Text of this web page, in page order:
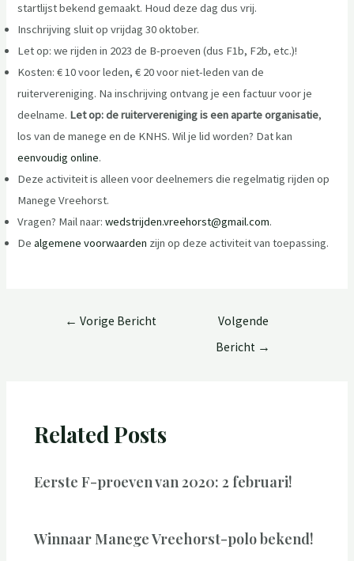
startlijst bekend gemaakt. Houd deze dag dus vrij.
Inschrijving sluit op vrijdag 30 oktober.
Let op: we rijden in 2023 de B-proeven (dus F1b, F2b, etc.)!
Kosten: € 10 voor leden, € 20 voor niet-leden van de
ruitervereniging. Na inschrijving ontvang je een factuur voor je
deelname. Let op: de ruitervereniging is een aparte organisatie,
los van de manege en de KNHS. Wil je lid worden? Dat kan
eenvoudig online.
Deze activiteit is alleen voor deelnemers die regelmatig rijden op
Manege Vreehorst.
Vragen? Mail naar:wedstrijden.vreehorst@gmail.com.
Dealgemene voorwaarden zijn op deze activiteit van toepassing.
← Vorige Bericht
Volgende
Bericht →
Related Posts
Eerste F-proeven van 2020: 2 februari!
Winnaar Manege Vreehorst-polo bekend!